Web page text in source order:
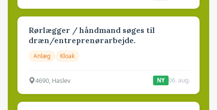
Rørlægger / håndmand søges til
dræn/entreprenørarbejde.
Anlæg Kloak
4690, Haslev NY 06. aug.